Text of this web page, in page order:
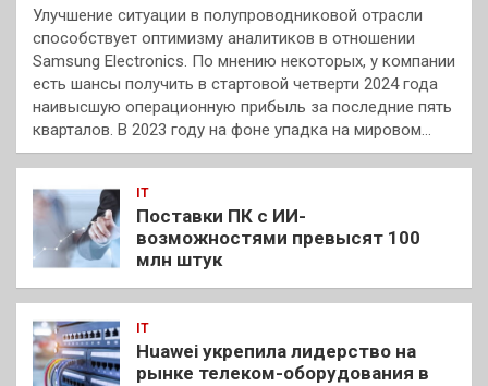
Улучшение ситуации в полупроводниковой отрасли
способствует оптимизму аналитиков в отношении
Samsung Electronics. По мнению некоторых, у компании
есть шансы получить в стартовой четверти 2024 года
наивысшую операционную прибыль за последние пять
кварталов. В 2023 году на фоне упадка на мировом…
IT
Поставки ПК с ИИ-
возможностями превысят 100
млн штук
IT
Huawei укрепила лидерство на
рынке телеком-оборудования в